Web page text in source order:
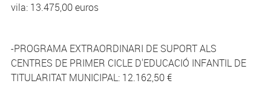
vila: 13.475,00 euros
-PROGRAMA EXTRAORDINARI DE SUPORT ALS
CENTRES DE PRIMER CICLE D'EDUCACIÓ INFANTIL DE
TITULARITAT MUNICIPAL: 12.162,50 €